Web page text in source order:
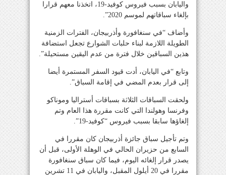
واليابان بسبب فيروس كوفيد-19، اتخذنا معهم قرارا
بإلغاء سباقاتهم لموسم 2020”.
وأضاف “في سنغافورة وأذربيجان، الفترات الزمنية
الطويلة اللازمة لبناء حلبات الشوارع تجعل استضافة
هذين السباقين خلال فترة من عدم اليقين مستحيلة”.
وتابع “في اليابان، أدت قيود السفر المستمرة أيضا
إلى قرار بعدم المضي في إقامة السباق”.
ولحقت السباقات الثلاثة بسباقات أستراليا وموناكو
وفرنسا وهولندا التي كانت مقررة هذا العام وتم
إلغاؤها سابقا بسبب فيروس “كوفيد-19”.
وتم تأجيل سباق جائزة أذربيجان كان مقررا في
السابع من حزيران الحالي في الوهلة الأولى، قبل أن
يصدر قرار إلغائه اليوم، فيما كان سباق سنغافورة
مقررا في 20 أيلول المقبل، واليابان في 11 تشرين